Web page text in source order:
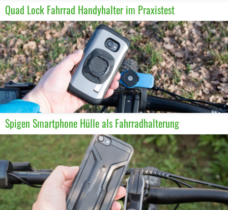
Quad Lock Fahrrad Handyhalter im Praxistest
Spigen Smartphone Hülle als Fahrradhalterung